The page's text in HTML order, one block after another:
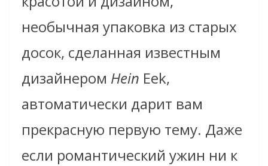
необычная упаковка из старых
досок, сделанная известным
дизайнером Hein Eek,
автоматически дарит вам
прекрасную первую тему. Даже
если романтический ужин ни к